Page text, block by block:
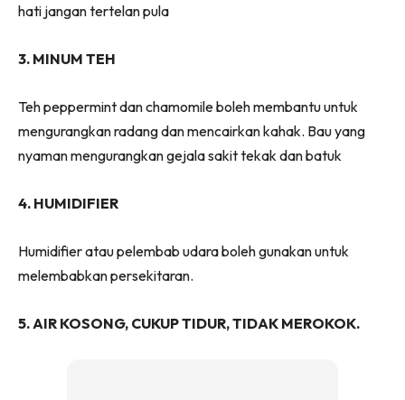
hati jangan tertelan pula
3. MINUM TEH
Teh peppermint dan chamomile boleh membantu untuk
mengurangkan radang dan mencairkan kahak. Bau yang
nyaman mengurangkan gejala sakit tekak dan batuk
4. HUMIDIFIER
Humidifier atau pelembab udara boleh gunakan untuk
melembabkan persekitaran.
5. AIR KOSONG, CUKUP TIDUR, TIDAK MEROKOK.